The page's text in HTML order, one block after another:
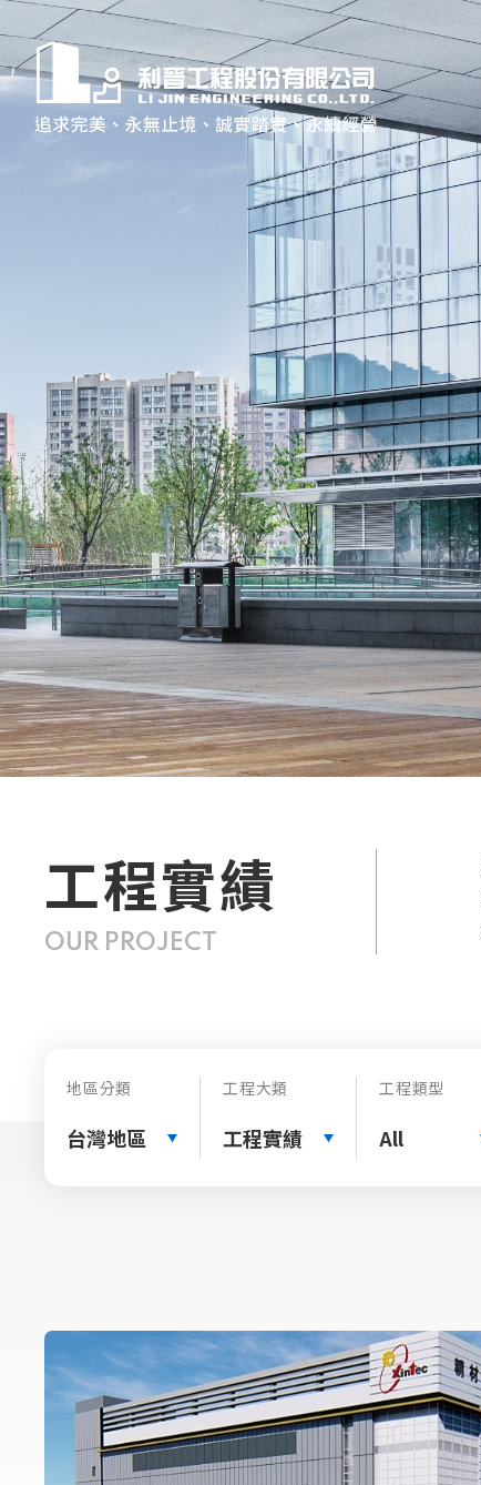
工程實績
OUR PROJECT
地區分類
台灣地區
工程大類
工程實績
工程類型
All